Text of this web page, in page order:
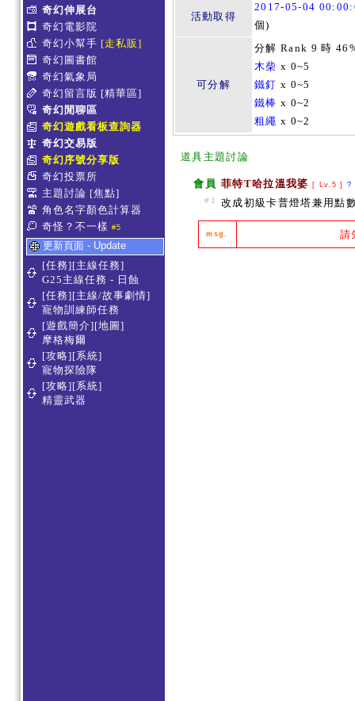
奇幻伸展台
奇幻電影院
奇幻小幫手 [走私販]
奇幻圖書館
奇幻氣象局
奇幻留言版 [精華區]
奇幻閒聊區
奇幻遊戲看板查詢器
奇幻交易版
奇幻序號分享版
奇幻投票所
主題討論 [焦點]
角色名字顏色計算器
奇怪？不一樣 #5
更新頁面 - Update
[任務][主線任務]
G25主線任務 - 日蝕
[任務][主線/故事劇情]
寵物訓練師任務
[遊戲簡介][地圖]
摩格梅爾
[攻略][系統]
寵物探險隊
[攻略][系統]
精靈武器
活動取得
2017-05-04
個)
可分解
分解 Rank 9 時
木柴 x 0~5
鐵釘 x 0~5
鐵棒 x 0~2
粗繩 x 0~2
道具主題討論
會員 菲特T哈拉溫我婆 [ Lv.5 ]?
#1 改成初級卡普燈塔兼用點
msg. 請